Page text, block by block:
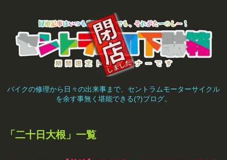
バイクの修理から日々の出来事まで、セントラムモーターサイクル
を余す事無く堪能できる(?)ブログ。
「 二十日大根 」 一覧